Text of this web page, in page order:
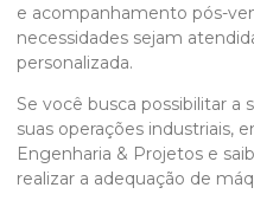
e acompanhamento pós-
necessidades sejam
personalizada.
Se você busca possibilitar a
suas operações industriais,
Engenharia & Projetos e
realizar a adequação de